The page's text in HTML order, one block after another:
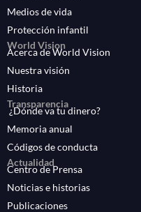
Medios de vida
Protección infantil
World Vision
Acerca de World Vision
Nuestra visión
Historia
Transparencia
¿Dónde va tu dinero?
Memoria anual
Códigos de conducta
Actualidad
Centro de Prensa
Noticias e historias
Publicaciones